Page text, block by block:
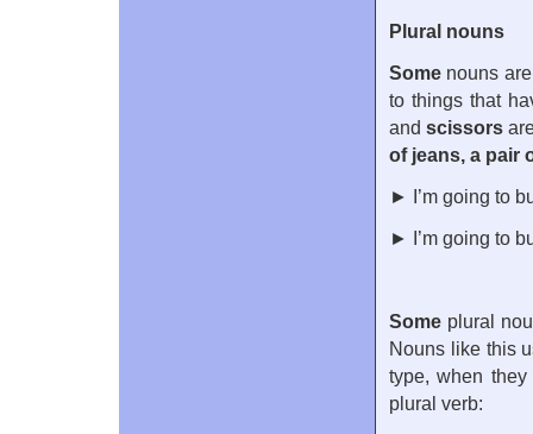
Plural nouns
Some nouns
to things that
andscissors
of jeans, a pair
► I’m going to
► I’m going to
Some plural
Nouns like this
type, when
plural verb: